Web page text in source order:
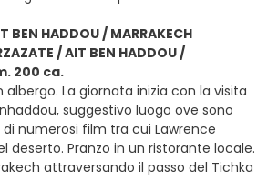
BEN HADDOU / MARRAKECH
/ AIT BEN HADDOU /
200 ca.
albergo. La giornata inizia con la visita
suggestivo luogo ove sono
numerosi film tra cui Lawrence
deserto. Pranzo in un ristorante locale.
attraversando il passo del Tichka